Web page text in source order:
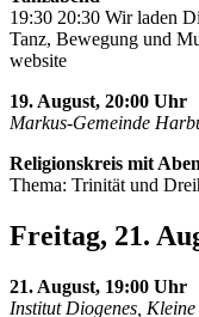
19:30 20:30 Wir laden
Tanz, Bewegung und
website
19. August, 20:00 Uhr
Markus-Gemeinde
Religionskreis mit
Thema: Trinität und
Freitag, 21.
21. August, 19:00 Uhr
Institut Diogenes,